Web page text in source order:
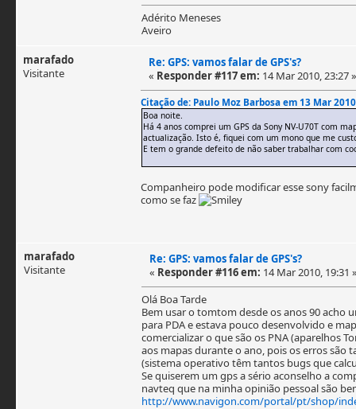
Adérito Meneses
Aveiro
marafado
Visitante
Re: GPS: vamos falar de GPS's?
« Responder #117 em: 14 Mar 2010, 23:27 »
Citação de: Paulo Moz Barbosa em 13 Mar
Boa noite.
Há 4 anos comprei um GPS da Sony NV-U70T com
actualização. Isto é, fiquei com um mono que me
E tem o grande defeito de não saber trabalhar com
Companheiro pode modificar esse sony
como se faz
marafado
Visitante
Re: GPS: vamos falar de GPS's?
« Responder #116 em: 14 Mar 2010, 19:31
Olá Boa Tarde
Bem usar o tomtom desde os anos 90 acho
para PDA e estava pouco desenvolvido e
comercializar o que são os PNA (aparelhos
aos mapas durante o ano, pois os erros são
(sistema operativo têm tantos bugs que
Se quiserem um gps a sério aconselho a
navteq que na minha opinião pessoal são
http://www.navigon.com/portal/pt/shop/